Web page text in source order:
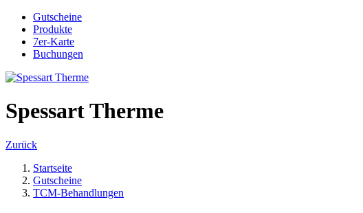
Gutscheine
Produkte
7er-Karte
Buchungen
Spessart Therme
Zurück
Startseite
Gutscheine
TCM-Behandlungen